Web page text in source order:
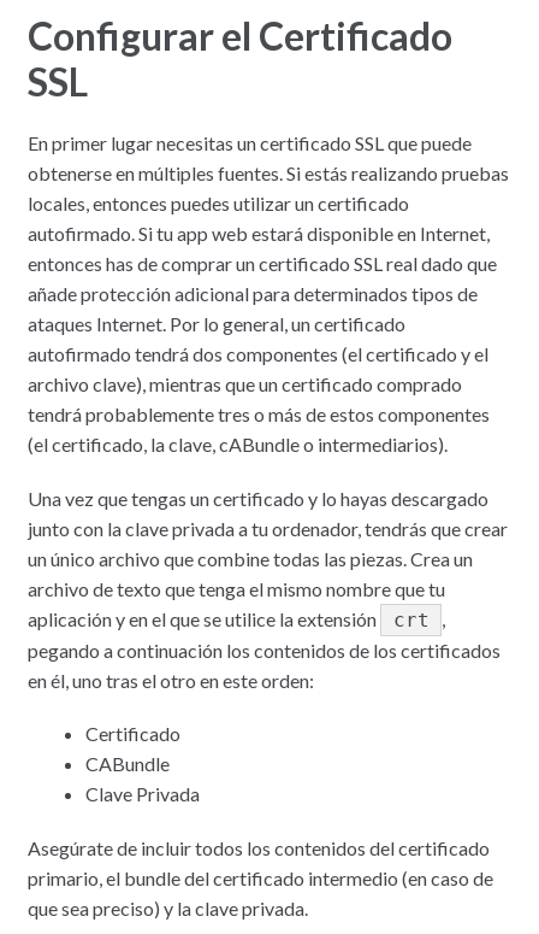
Configurar el Certificado
SSL
En primer lugar necesitas un certificado SSL que puede
obtenerse en múltiples fuentes. Si estás realizando pruebas
locales, entonces puedes utilizar un certificado
autofirmado. Si tu app web estará disponible en Internet,
entonces has de comprar un certificado SSL real dado que
añade protección adicional para determinados tipos de
ataques Internet. Por lo general, un certificado
autofirmado tendrá dos componentes (el certificado y el
archivo clave), mientras que un certificado comprado
tendrá probablemente tres o más de estos componentes
(el certificado, la clave, cABundle o intermediarios).
Una vez que tengas un certificado y lo hayas descargado
junto con la clave privada a tu ordenador, tendrás que crear
un único archivo que combine todas las piezas. Crea un
archivo de texto que tenga el mismo nombre que tu
aplicación y en el que se utilice la extensión
crt
,
pegando a continuación los contenidos de los certificados
en él, uno tras el otro en este orden:
Certificado
CABundle
Clave Privada
Asegúrate de incluir todos los contenidos del certificado
primario, el bundle del certificado intermedio (en caso de
que sea preciso) y la clave privada.